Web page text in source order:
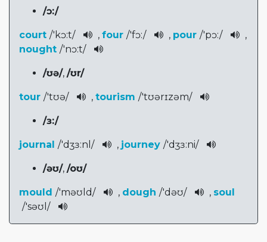
/ɔ:/
court /'kɔ:t/ , four /'fɔ:/ , pour /'pɔ:/
,
nought /'nɔ:t/
/ʊə/, /ʊr/
tour /'tʊə/ , tourism /'tʊərɪzəm/­
/ɜ:/
journal /'dʒɜ:nl­ / , journey /'dʒɜ:ni/
/əʊ/, /oʊ/
mould /'məʊld/ , dough /'dəʊ/ , soul
/'səʊl /